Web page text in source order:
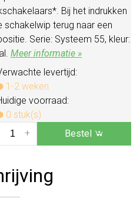
Bij het indrukken
schakelwip terug naar een
Serie: Systeem 55, kleur:
Meer informatie »
levertijd:
1-2 weken
voorraad:
0 stuk(s)
+ Bestel